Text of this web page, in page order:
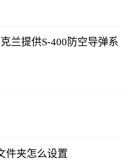
兰提供S-400防空导弹系
件夹怎么设置